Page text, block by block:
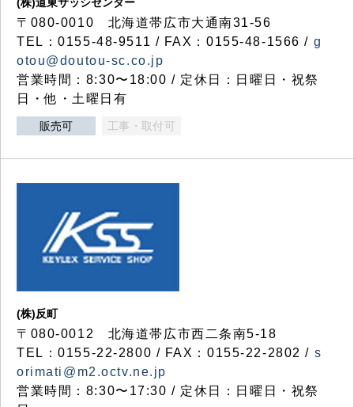
〒080-0010 北海道帯広市大通南31-56
TEL：0155-48-9511 / FAX：0155-48-1566 / g
otou@doutou-sc.co.jp
営業時間：8:30〜18:00 / 定休日：日曜日・祝祭
日・他・土曜日有
販売可 工事・取付可
(株)反町
〒080-0012 北海道帯広市西二条南5-18
TEL：0155-22-2800 / FAX：0155-22-2802 / s
orimati@m2.octv.ne.jp
営業時間：8:30〜17:30 / 定休日：日曜日・祝祭